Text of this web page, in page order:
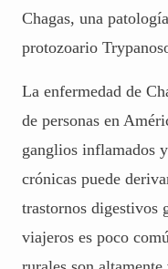
Chagas, una
protozoario
La enfermedad de
de personas en
ganglios inflamados
crónicas puede
trastornos digestivos
viajeros es poco